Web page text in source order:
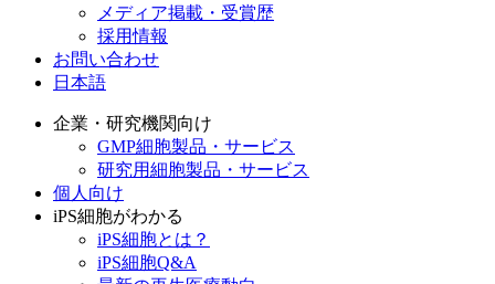
メディア掲載・受賞歴
採用情報
お問い合わせ
日本語
企業・研究機関向け
GMP細胞製品・サービス
研究用細胞製品・サービス
個人向け
iPS細胞がわかる
iPS細胞とは？
iPS細胞Q&A